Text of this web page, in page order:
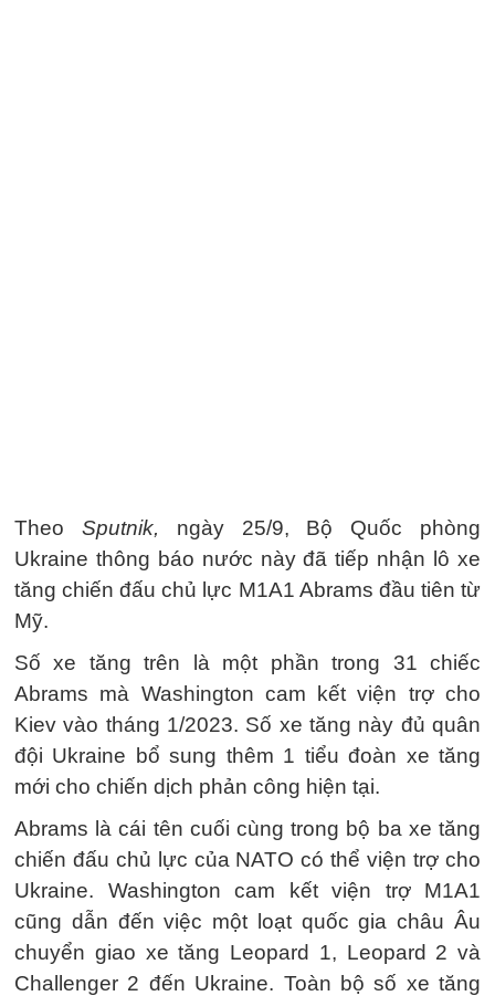
Theo Sputnik, ngày 25/9, Bộ Quốc phòng
Ukraine thông báo nước này đã tiếp nhận lô xe
tăng chiến đấu chủ lực M1A1 Abrams đầu tiên từ
Mỹ.
Số xe tăng trên là một phần trong 31 chiếc
Abrams mà Washington cam kết viện trợ cho
Kiev vào tháng 1/2023. Số xe tăng này đủ quân
đội Ukraine bổ sung thêm 1 tiểu đoàn xe tăng
mới cho chiến dịch phản công hiện tại.
Abrams là cái tên cuối cùng trong bộ ba xe tăng
chiến đấu chủ lực của NATO có thể viện trợ cho
Ukraine. Washington cam kết viện trợ M1A1
cũng dẫn đến việc một loạt quốc gia châu Âu
chuyển giao xe tăng Leopard 1, Leopard 2 và
Challenger 2 đến Ukraine. Toàn bộ số xe tăng